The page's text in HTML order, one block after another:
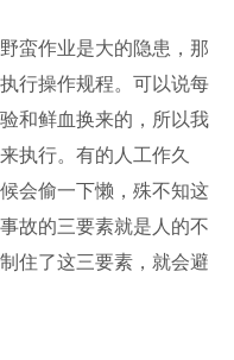
蛮作业是大的隐患，那
行操作规程。可以说每
和鲜血换来的，所以我
执行。有的人工作久
会偷一下懒，殊不知这
故的三要素就是人的不
住了这三要素，就会避